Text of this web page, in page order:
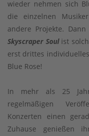
wieder nehmen sich
die einzelnen
andere Projekte.
Skyscraper Soulist
erst drittes
Blue Rose!
In mehr als 25
regelmäßigen
Konzerten einen
Zuhause genießen